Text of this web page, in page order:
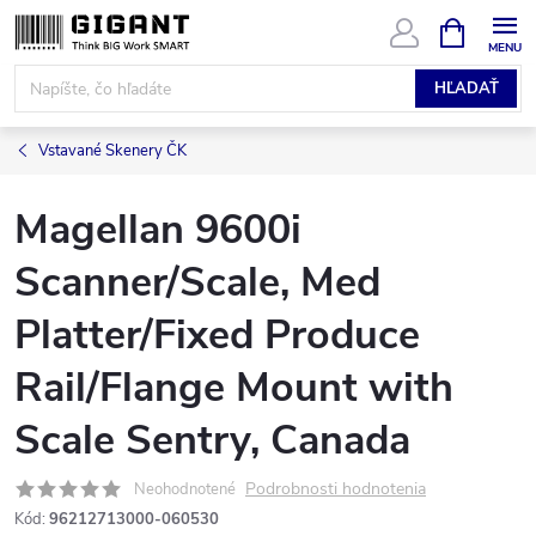
Prejsť
na
obsah
HĽADAŤ
KOŠÍK
Vstavané Skenery ČK
Magellan 9600i
Scanner/Scale, Med
Platter/Fixed Produce
Rail/Flange Mount with
Scale Sentry, Canada
Neohodnotené Podrobnosti hodnotenia
Kód: 96212713000-060530